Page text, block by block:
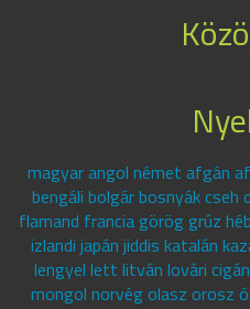
magyar angol német afgán
bengáli bolgár bosnyák
flamand francia görög grúz
izlandi japán jiddis katalán
lengyel lett litván lovári
mongol norvég olasz orosz